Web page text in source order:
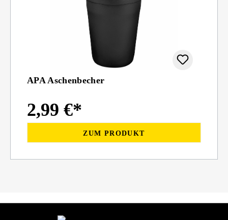
APA Aschenbecher
2,99 €*
ZUM PRODUKT